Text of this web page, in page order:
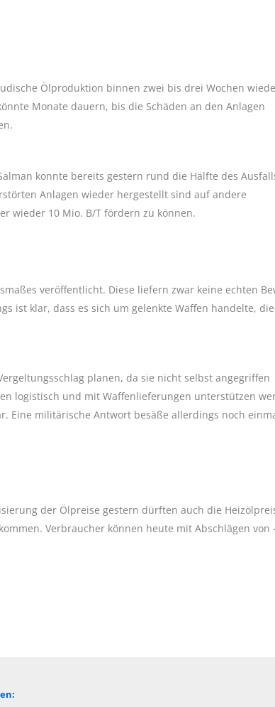
Ölproduktion binnen zwei bis drei Wochen
Monate dauern, bis die Schäden an den Anlagen
konnte bereits gestern rund die Hälfte des
Anlagen wieder hergestellt sind auf andere
wieder 10 Mio. B/T fördern zu können.
veröffentlicht. Diese liefern zwar keine echten
ist klar, dass es sich um gelenkte Waffen handelte,
planen, da sie nicht selbst angegriffen
logistisch und mit Waffenlieferungen unterstützen
Eine militärische Antwort besäße allerdings noch
der Ölpreise gestern dürften auch die
Verbraucher können heute mit Abschlägen von